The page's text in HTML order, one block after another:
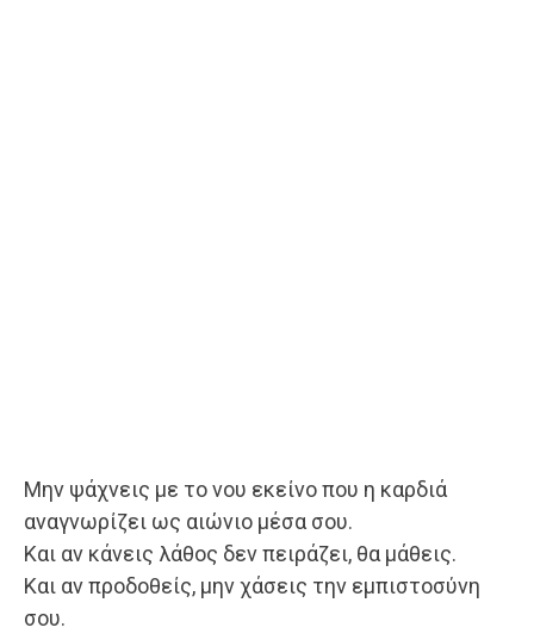
Μην ψάχνεις με το νου εκείνο που η καρδιά
αναγνωρίζει ως αιώνιο μέσα σου.
Και αν κάνεις λάθος δεν πειράζει, θα μάθεις.
Και αν προδοθείς, μην χάσεις την εμπιστοσύνη
σου.